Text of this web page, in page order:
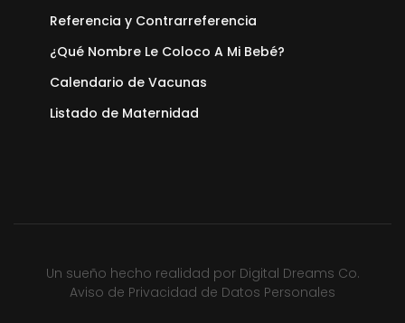
Referencia y Contrarreferencia
¿Qué Nombre Le Coloco A Mi Bebé?
Calendario de Vacunas
Listado de Maternidad
Un sueño hecho realidad por Digital Dreams Co.
Aviso de Privacidad de Datos Personales